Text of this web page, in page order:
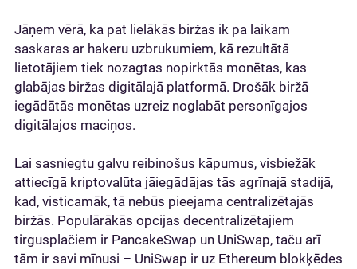
Jāņem vērā, ka pat lielākās biržas ik pa laikam
saskaras ar hakeru uzbrukumiem, kā rezultātā
lietotājiem tiek nozagtas nopirktās monētas, kas
glabājas biržas digitālajā platformā. Drošāk biržā
iegādātās monētas uzreiz noglabāt personīgajos
digitālajos maciņos.
Lai sasniegtu galvu reibinošus kāpumus, visbiežāk
attiecīgā kriptovalūta jāiegādājas tās agrīnajā stadijā,
kad, visticamāk, tā nebūs pieejama centralizētajās
biržās. Populārākās opcijas decentralizētajiem
tirgusplačiem ir PancakeSwap un UniSwap, taču arī
tām ir savi mīnusi – UniSwap ir uz Ethereum blokķēdes